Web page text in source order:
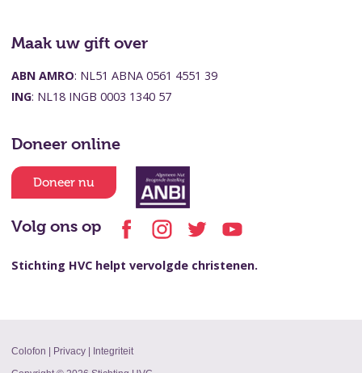
Maak uw gift over
ABN AMRO: NL51 ABNA 0561 4551 39
ING: NL18 INGB 0003 1340 57
Doneer online
Doneer nu
Volg ons op
Stichting HVC helpt vervolgde christenen.
Colofon Privacy|
Integriteit